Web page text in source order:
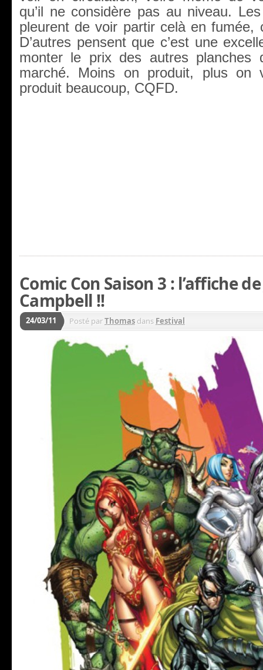
qu’il ne considère pas au niveau.
pleurent de voir partir celà en fumée,
D’autres pensent que c’est une
monter le prix des autres planches
marché. Moins on produit, plus on
produit beaucoup, CQFD.
Comic Con Saison 3 : l’affiche
Campbell !!
24/03/11 Posté parThomas dans Festival